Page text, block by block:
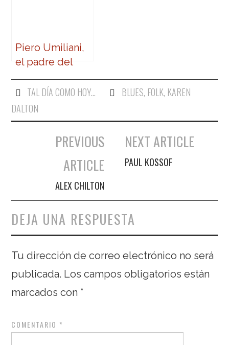
Piero Umiliani,
el padre del
Mah Na Mah Na
TAL DÍA COMO HOY... BLUES, FOLK, KAREN
DALTON
Navegación de entradas
PREVIOUS
ARTICLE
ALEX CHILTON
NEXT ARTICLE
PAUL KOSSOF
DEJA UNA RESPUESTA
Tu dirección de correo electrónico no será
publicada. Los campos obligatorios están
marcados con *
COMENTARIO *